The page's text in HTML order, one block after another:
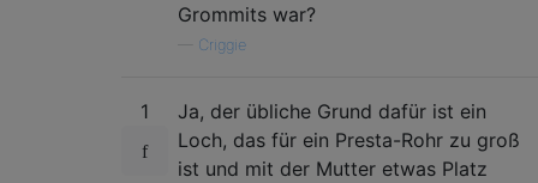
Grommits war?
Criggie
1
Ja, der übliche Grund dafür ist ein
Loch, das für ein Presta-Rohr zu groß
ist und mit der Mutter etwas Platz